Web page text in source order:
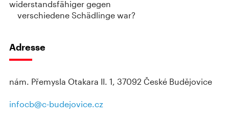
widerstandsfähiger gegen
verschiedene Schädlinge war?
Adresse
nám. Přemysla Otakara II. 1, 37092 České Budějovice
infocb@c-budejovice.cz